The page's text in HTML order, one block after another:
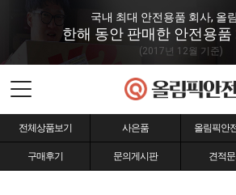
국내 최대 안전용품 회사, 올
한해 동안 판매한 안전용품
(2017년 12월 기준)
전체상품보기 사은품 올림픽안
구매후기 문의게시판 견적문